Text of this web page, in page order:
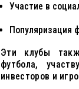
Участие в
Популяризация
Эти клубы
футбола,
инвесторов и